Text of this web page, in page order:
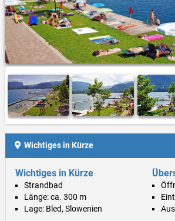
Wichtiges in Kürze
Wichtiges in Kürze
Strandbad
Länge: ca. 300 m
Lage: Bled, Slowenien